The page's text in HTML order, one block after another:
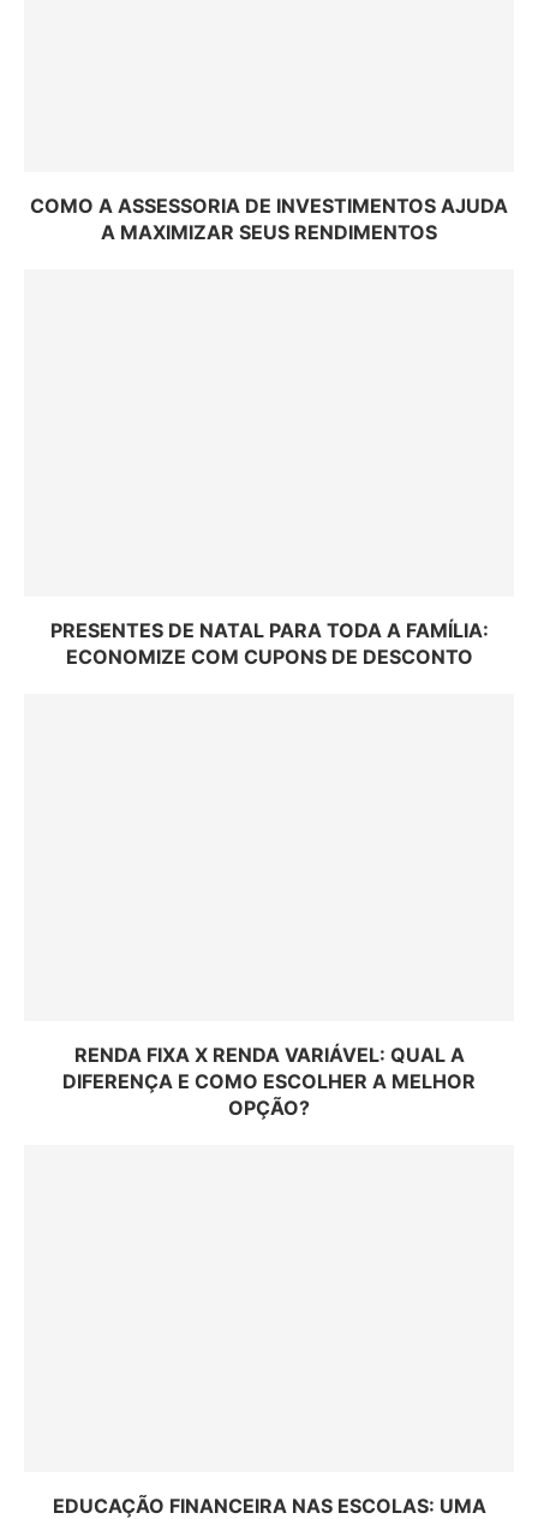
COMO A ASSESSORIA DE INVESTIMENTOS AJUDA
A MAXIMIZAR SEUS RENDIMENTOS
PRESENTES DE NATAL PARA TODA A FAMÍLIA:
ECONOMIZE COM CUPONS DE DESCONTO
RENDA FIXA X RENDA VARIÁVEL: QUAL A
DIFERENÇA E COMO ESCOLHER A MELHOR
OPÇÃO?
EDUCAÇÃO FINANCEIRA NAS ESCOLAS: UMA